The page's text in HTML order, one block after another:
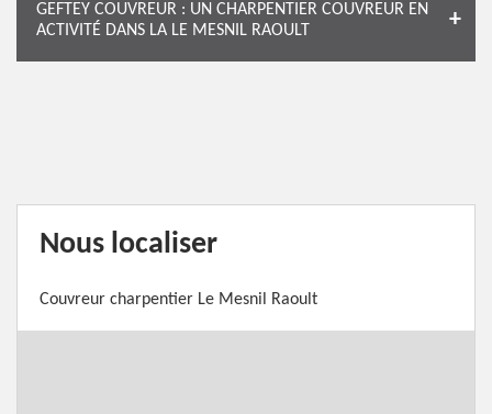
GEFTEY COUVREUR : UN CHARPENTIER COUVREUR EN
ACTIVITÉ DANS LA LE MESNIL RAOULT
Nous localiser
Couvreur charpentier Le Mesnil Raoult